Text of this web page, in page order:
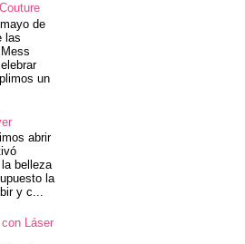
de
las
un
abrir
belleza
la
y c...
Láser